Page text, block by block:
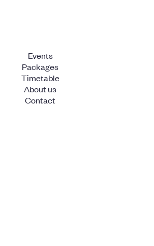
Events
Packages
Timetable
About us
Contact